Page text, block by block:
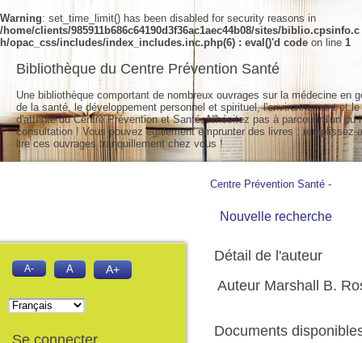
Warning: set_time_limit() has been disabled for security reasons in
/home/clients/985911b686c64190d3f36ac1aec44b08/sites/biblio.cpsinfo.c
h/opac_css/includes/index_includes.inc.php(6) : eval()'d code on line 1
Centre Prévention Santé -
Nouvelle recherche
Détail de l'auteur
Auteur Marshall B.
Documents
Bibliothèque du Centre Prévention Santé
Une bibliothèque comportant de nombreux ouvrages sur la médecine en
de la santé, le développement personnel et spirituel, l'environnement et
d'attente du Centre Prévention et Santé. N'hésitez pas à parcourir l'un
consultation ! Vous pouvez également emprunter des livres : remplissez
lire ces ouvrages tranquillement chez vous !
A- A A+
Se connecter